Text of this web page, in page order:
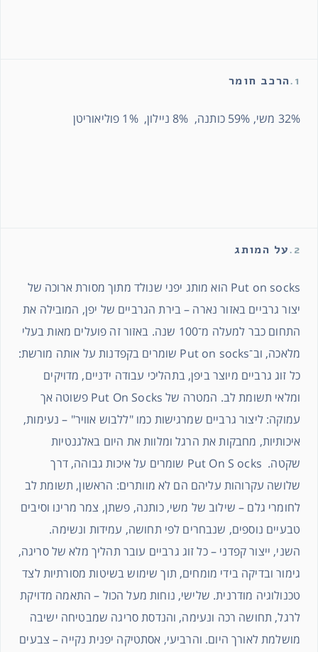
1. הרכב חומר
32% משי, 59% כותנה, 8% ניילון, 1% פוליאוריטן
2. על המותג
Put on socks הוא מותג יפני שנולד מתוך מסורת ארוכה של
יצור גרביים באזור נארה – בירת הגרביים של יפן, המובילה את
התחום כבר למעלה מ־100 שנה. באזור זה פועלים מאות בעלי
מלאכה, וב־Put on socks שומרים בקפדנות על אותה מורשת:
כל זוג גרביים מיוצר ביפן, בתהליכי עבודה ידניים, מדויקים
ומלאי תשומת לב. המטרה של Put On Socks פשוטה אך
עמוקה: ליצור גרביים שמרגישות כמו "ללבוש אוויר" – נעימות,
איכותיות, מחבקות את הרגל ומלוות את היום באלגנטיות
שקטה. Put On S ocks שומרים על איכות גבוהה, דרך
שלושה עקרוהות עליהם הם לא מוותרים: הראשון, תשומת לב
לחומרי גלם – שילוב של משי, כותנה, פשתן, צמר מרינו וסיבים
טבעיים נוספים, שנבחרים לפי תחושה, עמידות ונשימה.
השני, ייצור קפדני – כל זוג גרביים עובר תהליך מלא של סריגה,
גימור ובדיקה בידי מומחים, תוך שימוש בשיטות מסורתיות לצד
טכנולוגיה מודרנית. שלישי, נוחות מעל הכול – התאמה מדויקת
לרגל, תחושה רכה ונעימה, והנדסת סריגה שמבטיחה ישיבה
מושלמת לאורך היום. והרביעי, אסתטיקה יפנית נקייה – צבעים